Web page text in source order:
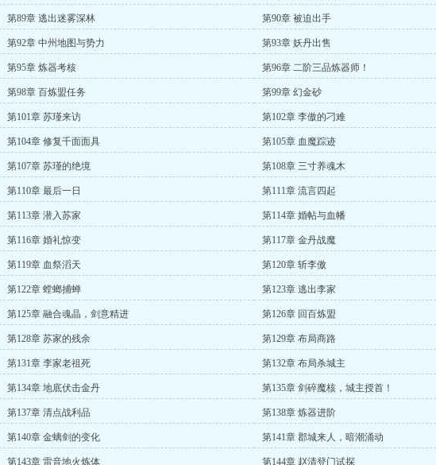
第89章 逃出迷雾深林 第90章 被迫出手
第92章 中州地图与势力 第93章 妖丹出售
第95章 炼器考核 第96章 二阶三品炼器师！
第98章 百炼盟任务 第99章 幻金砂
第101章 苏瑾来访 第102章 李傲的刁难
第104章 修复千面面具 第105章 血魔踪迹
第107章 苏瑾的绝境 第108章 三寸养魂木
第110章 最后一日 第111章 流言四起
第113章 潜入苏家 第114章 婚帖与血幡
第116章 婚礼惊变 第117章 金丹战魔
第119章 血祭滔天 第120章 斩李傲
第122章 螳螂捕蝉 第123章 逃出李家
第125章 融合魂晶，剑意精进 第126章 回百炼盟
第128章 苏家的残余 第129章 布局商路
第131章 李家老祖死 第132章 布局杀城主
第134章 地底伏击金丹 第135章 剑碎魔核，城主授首！
第137章 清点战利品 第138章 炼器进阶
第140章 金螭剑的变化 第141章 郡城来人，暗潮涌动
第143章 雷音地火炼体 第144章 赵清登门试探